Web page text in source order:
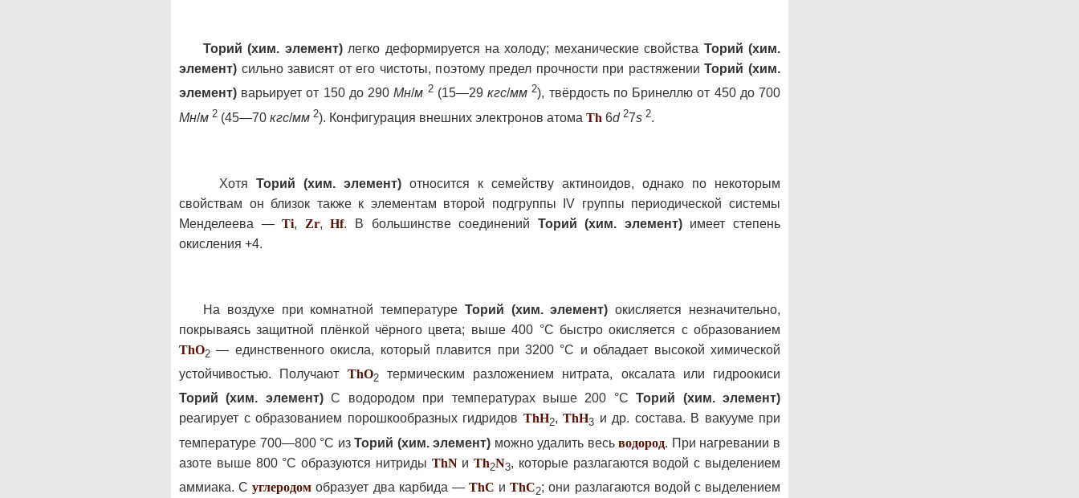
Торий (хим. элемент)легко деформируется на холоду; механические свойства Торий (хим.
элемент) сильно зависят от его чистоты, поэтому предел прочности при растяженииТорий (хим.
элемент) варьирует от 150 до 290Мн/м 2(15—29кгс/мм2), твёрдость по Бринеллю от 450 до 700
Мн/м 2 (45—70 кгс/мм 2). Конфигурация внешних электронов атома Th 6d 27s 2.
Хотя Торий (хим. элемент) относится к семейству актиноидов, однако по некоторым
свойствам он близок также к элементам второй подгруппы IV группы периодической системы
Менделеева —Ti, Zr,Hf. В большинстве соединений Торий (хим. элемент)имеет степень
окисления +4.
На воздухе при комнатной температуре Торий (хим. элемент) окисляется незначительно,
покрываясь защитной плёнкой чёрного цвета; выше 400 °С быстро окисляется с образованием
ThO2 — единственного окисла, который плавится при 3200 °С и обладает высокой химической
устойчивостью. Получают ThO2термическим разложением нитрата, оксалата или гидроокиси
Торий (хим. элемент)С водородом при температурах выше 200 °СТорий (хим. элемент)
реагирует с образованием порошкообразных гидридов ThH2, ThH3 и др. состава. В вакууме при
температуре 700—800 °С изТорий (хим. элемент) можно удалить весьводород. При нагревании в
азоте выше 800 °С образуются нитриды ThNиTh2N3, которые разлагаются водой с выделением
аммиака. Суглеродом образует два карбида —ThC иThC2; они разлагаются водой с выделением